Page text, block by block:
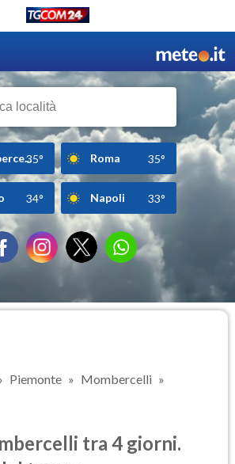
35° Roma 35°
34° Napoli 33°
Piemonte
Mombercelli
tra 4 giorni.